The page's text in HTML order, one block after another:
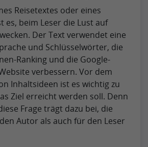
Reisetextes oder eines
es, beim Leser die Lust auf
Der Text verwendet eine
und Schlüsselwörter, die
Ranking und die Google-
verbessern. Vor dem
Inhaltsideen ist es wichtig zu
Ziel erreicht werden soll. Denn
Frage trägt dazu bei, die
Autor als auch für den Leser